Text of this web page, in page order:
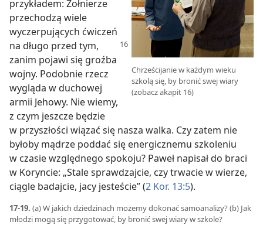
Chrześcijanie w każdym wieku
szkolą się, by bronić swej wiary
(zobacz akapit 16)
przykładem: Żołnierze
przechodzą wiele
wyczerpujących ćwiczeń
na długo przed tym,
zanim pojawi się groźba
wojny. Podobnie rzecz
wygląda w duchowej
armii Jehowy. Nie wiemy,
z czym jeszcze będzie
w przyszłości wiązać się nasza walka. Czy zatem nie
byłoby mądrze poddać się energicznemu szkoleniu
w czasie względnego spokoju? Paweł napisał do braci
w Koryncie: „Stale sprawdzajcie, czy trwacie w wierze,
ciągle badajcie, jacy jesteście” (2 Kor. 13:5).
17-19. (a) W jakich dziedzinach możemy dokonać samoanalizy? (b) Jak
młodzi mogą się przygotować, by bronić swej wiary w szkole?